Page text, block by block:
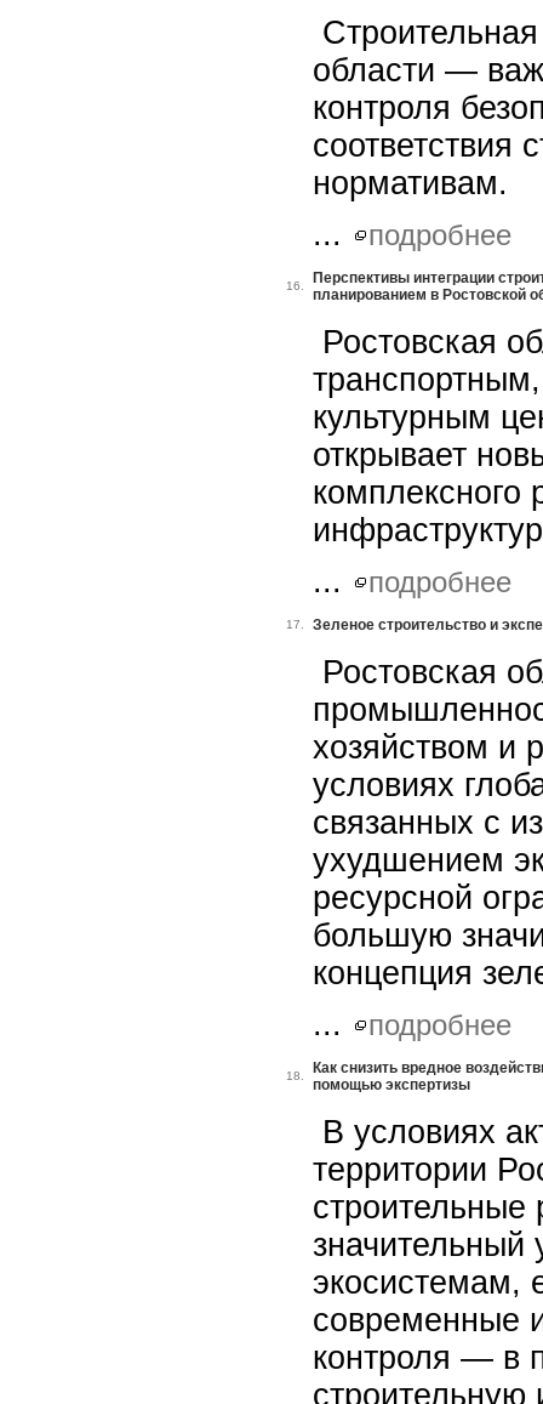
области —
контроля
соответствия
нормативам.
...
подробнее
16.
Перспективы интеграции
планированием в Ростовской
Ростовская
культурным
открывает
комплексного
...
подробнее
17. Зеленое строительство и
Ростовская
хозяйством и
условиях
связанных с
ухудшением
ресурсной
большую
концепция
...
подробнее
18.
Как снизить вредное
помощью экспертизы
В условиях
территории
строительные
экосистемам,
современные
контроля — в
строительную